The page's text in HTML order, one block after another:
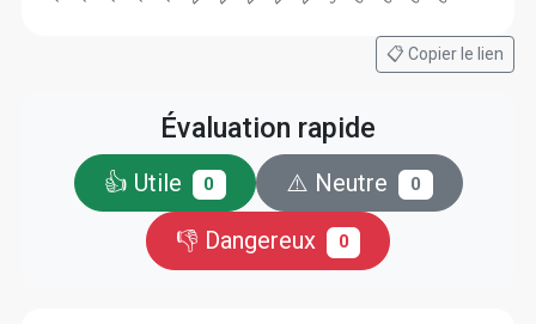
📋 Copier le lien
Évaluation rapide
👍 Utile 0 ⚠️ Neutre 0
👎 Dangereux 0